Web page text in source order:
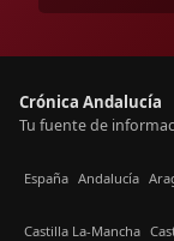
Crónica Andalucía
Tu fuente de
España Andalucía
Castilla La-Mancha